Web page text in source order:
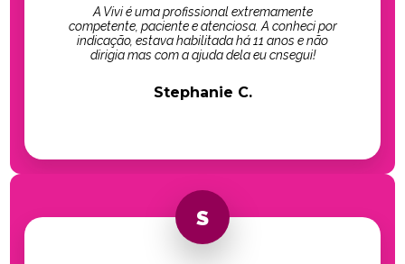
A Vivi é uma profissional extremamente
competente, paciente e atenciosa. A conheci por
indicação, estava habilitada há 11 anos e não
dirigia mas com a ajuda dela eu cnsegui!
Stephanie C.